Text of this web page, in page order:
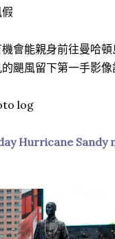
會能親身前往曼哈
颶風留下第一手影像
log
Hurricane Sandy